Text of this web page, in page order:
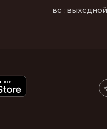
вс : выходной